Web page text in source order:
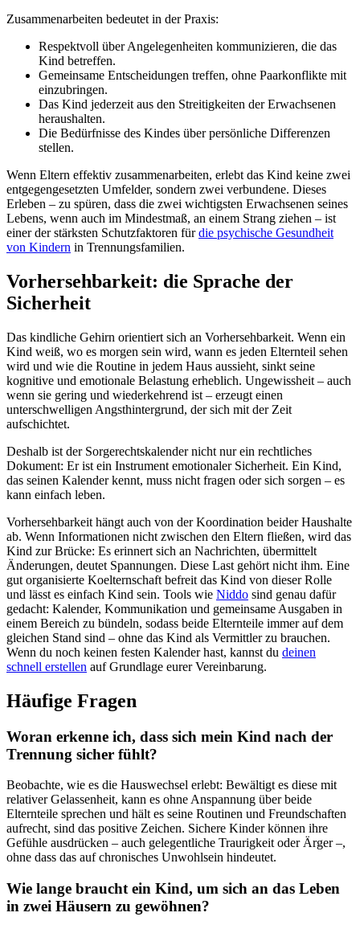
Zusammenarbeiten bedeutet in der Praxis:
Respektvoll über Angelegenheiten kommunizieren, die das
Kind betreffen.
Gemeinsame Entscheidungen treffen, ohne Paarkonflikte mit
einzubringen.
Das Kind jederzeit aus den Streitigkeiten der Erwachsenen
heraushalten.
Die Bedürfnisse des Kindes über persönliche Differenzen
stellen.
Wenn Eltern effektiv zusammenarbeiten, erlebt das Kind keine zwei
entgegengesetzten Umfelder, sondern zwei verbundene. Dieses
Erleben – zu spüren, dass die zwei wichtigsten Erwachsenen seines
Lebens, wenn auch im Mindestmaß, an einem Strang ziehen – ist
einer der stärksten Schutzfaktoren fürdie psychische Gesundheit
von Kindern in Trennungsfamilien.
Vorhersehbarkeit: die Sprache der
Sicherheit
Das kindliche Gehirn orientiert sich an Vorhersehbarkeit. Wenn ein
Kind weiß, wo es morgen sein wird, wann es jeden Elternteil sehen
wird und wie die Routine in jedem Haus aussieht, sinkt seine
kognitive und emotionale Belastung erheblich. Ungewissheit – auch
wenn sie gering und wiederkehrend ist – erzeugt einen
unterschwelligen Angsthintergrund, der sich mit der Zeit
aufschichtet.
Deshalb ist der Sorgerechtskalender nicht nur ein rechtliches
Dokument: Er ist ein Instrument emotionaler Sicherheit. Ein Kind,
das seinen Kalender kennt, muss nicht fragen oder sich sorgen – es
kann einfach leben.
Vorhersehbarkeit hängt auch von der Koordination beider Haushalte
ab. Wenn Informationen nicht zwischen den Eltern fließen, wird das
Kind zur Brücke: Es erinnert sich an Nachrichten, übermittelt
Änderungen, deutet Spannungen. Diese Last gehört nicht ihm. Eine
gut organisierte Koelternschaft befreit das Kind von dieser Rolle
und lässt es einfach Kind sein. Tools wie Niddo sind genau dafür
gedacht: Kalender, Kommunikation und gemeinsame Ausgaben in
einem Bereich zu bündeln, sodass beide Elternteile immer auf dem
gleichen Stand sind – ohne das Kind als Vermittler zu brauchen.
Wenn du noch keinen festen Kalender hast, kannst du deinen
schnell erstellen auf Grundlage eurer Vereinbarung.
Häufige Fragen
Woran erkenne ich, dass sich mein Kind nach der
Trennung sicher fühlt?
Beobachte, wie es die Hauswechsel erlebt: Bewältigt es diese mit
relativer Gelassenheit, kann es ohne Anspannung über beide
Elternteile sprechen und hält es seine Routinen und Freundschaften
aufrecht, sind das positive Zeichen. Sichere Kinder können ihre
Gefühle ausdrücken – auch gelegentliche Traurigkeit oder Ärger –,
ohne dass das auf chronisches Unwohlsein hindeutet.
Wie lange braucht ein Kind, um sich an das Leben
in zwei Häusern zu gewöhnen?